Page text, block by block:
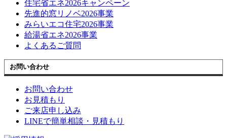
住宅省エネ2026キャンペーン
先進的窓リノベ2026事業
みらいエコ住宅2026事業
給湯省エネ2026事業
よくあるご質問
お問い合わせ
お問い合わせ
お見積もり
ご来店申し込み
LINEで簡単相談・見積もり